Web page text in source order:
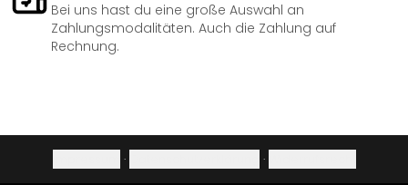
Bei uns hast du eine große Auswahl an
Zahlungsmodalitäten. Auch die Zahlung auf
Rechnung.
· ·